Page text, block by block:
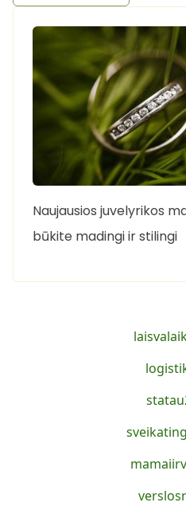
Naujausios juvelyrikos
būkite madingi ir stilingi